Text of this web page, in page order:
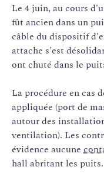
Le 4 juin, au cours
fût ancien dans un
câble du dispositif
attache s'est
ont chuté dans le
La procédure en cas
appliquée (port de
autour des
ventilation). Les
évidence aucune
hall abritant les puits.